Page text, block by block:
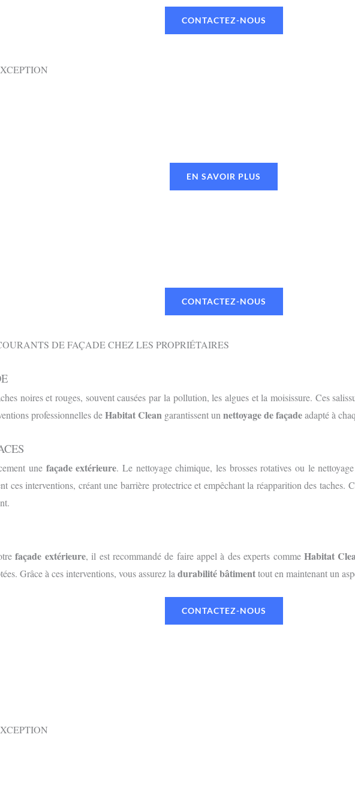
CONTACTEZ-NOUS
EN SAVOIR PLUS
CONTACTEZ-NOUS
DE FAÇADE CHEZ LES PROPRIÉTAIRES
noires et rouges, souvent causées par la pollution, les algues et la moisissure. Ces
professionnelles deHabitat Clean garantissent un nettoyage de façadeadapté à
une façade extérieure. Le nettoyage chimique, les brosses rotatives ou le
ces interventions, créant une barrière protectrice et empêchant la réapparition des taches.
façade extérieure, il est recommandé de faire appel à des experts comme Habitat
Grâce à ces interventions, vous assurez la durabilité bâtimenttout en maintenant un
CONTACTEZ-NOUS